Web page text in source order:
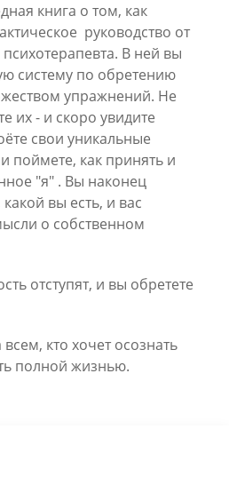
книга о том, как
руководство от
В ней вы
систему по обретению
упражнений. Не
их - и скоро увидите
свои уникальные
поймете, как принять и
"я" . Вы наконец
вы есть, и вас
о собственном
отступят, и вы обретете
кто хочет осознать
полной жизнью.